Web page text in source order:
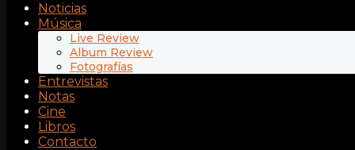
Noticias
Música
Live Review
Album Review
Fotografías
Entrevistas
Notas
Cine
Libros
Contacto